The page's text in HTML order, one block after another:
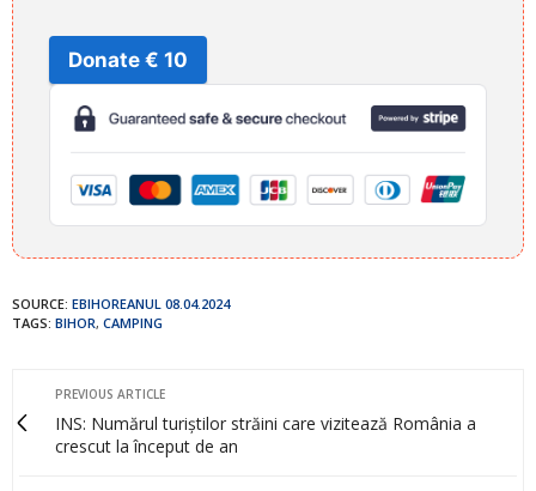
Donate € 10
SOURCE: EBIHOREANUL 08.04.2024
TAGS: BIHOR, CAMPING
PREVIOUS ARTICLE
INS: Numărul turiștilor străini care vizitează România a
crescut la început de an